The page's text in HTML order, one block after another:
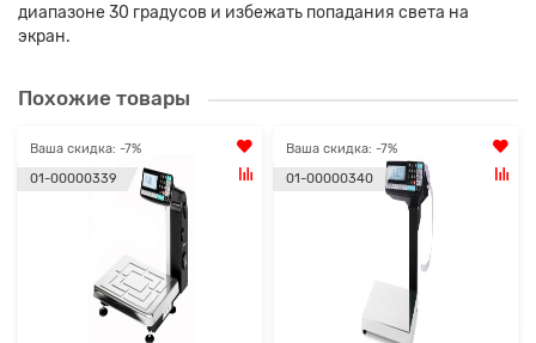
диапазоне 30 градусов и избежать попадания света на
экран.
Похожие товары
Ваша скидка: -7%
01-00000339
Ваша скидка: -7%
01-00000340